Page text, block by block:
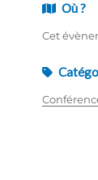
Où ?
Cet